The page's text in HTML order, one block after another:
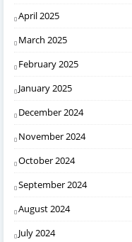
April 2025
March 2025
February 2025
January 2025
December 2024
November 2024
October 2024
September 2024
August 2024
July 2024